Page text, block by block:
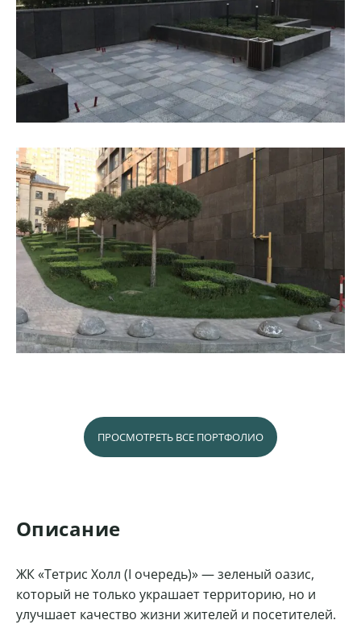
ПРОСМОТРЕТЬ ВСЕ ПОРТФОЛИО
Описание
ЖК «Тетрис Холл (I очередь)» — зеленый оазис,
который не только украшает территорию, но и
улучшает качество жизни жителей и посетителей.